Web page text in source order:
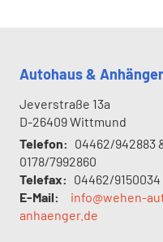
Autohaus &
Jeverstraße 13a
D-26409Wittmund
Telefon: 04462/942883
0178/7992860
Telefax: 04462/9150034
E-Mail:
info@wehen-
anhaenger.de